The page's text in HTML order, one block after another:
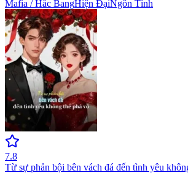
Mafia / Hắc BangHiện ĐạiNgôn Tình
7.8
Từ sự phản bội bên vách đá đến tình yêu